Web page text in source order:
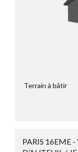
Terrain à bâtir
PARIS 16EME -